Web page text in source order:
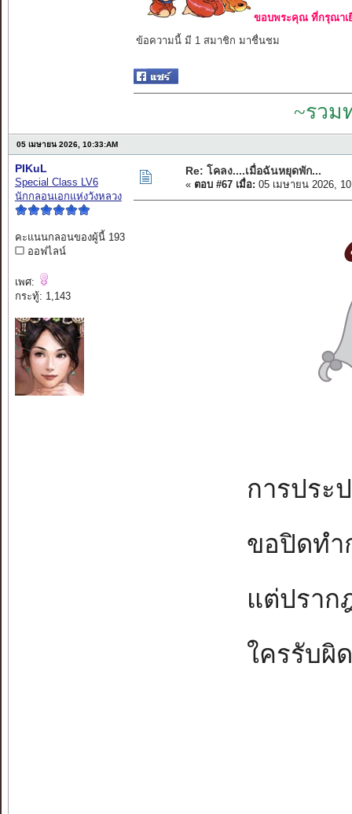
ขอบพระคุณ ที่กรุณาเ
ข้อความนี้ มี 1 สมาชิก มาชื่นชม
~รวม
05 เมษายน 2026, 10:33:AM
PIKuL
Special Class LV6
นักกลอนเอกแห่งวังหลวง
คะแนนกลอนของผู้นี้ 193
ออฟไลน์
เพศ:
กระทู้: 1,143
Re: โคลง....เมื่อฉันหยุดพัก...
« ตอบ #67 เมื่อ: 05 เมษายน 2026,
การประ
ขอปิดทำ
แต่ปราก
ใครรับผิ